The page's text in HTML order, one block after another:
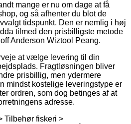
mange er nu om dage at få
og så afhenter du blot de
tidspunkt. Den er nemlig i høj
tilmed den prisbilligste metode
Anderson Wiztool Peang.
at vælge levering til din
Fragtløsningen bliver
prisbillig, men ydermere
mindst kostelige leveringstype er
ordren, som dog betinges af at
adresse.
Tilbehør fiskeri >